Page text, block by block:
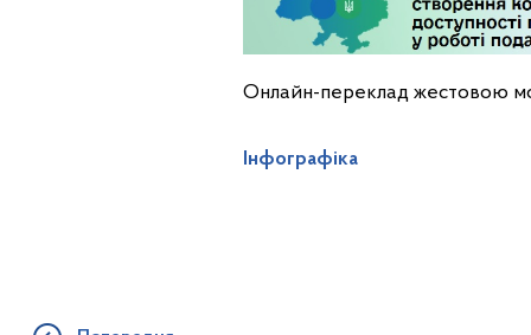
Онлайн-переклад жестовою
Інфографіка